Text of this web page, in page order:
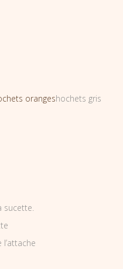
orangeshochets gris
sucette.